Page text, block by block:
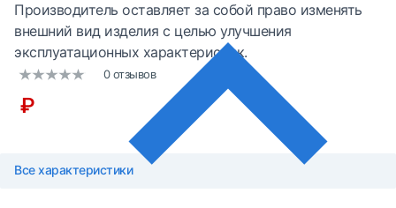
Производитель оставляет за собой право изменять
внешний вид изделия с целью улучшения
эксплуатационных характеристик.
0 отзывов
₽
Все характеристики